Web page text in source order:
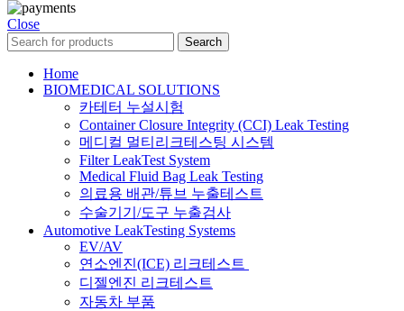
Close
Search
Home
BIOMEDICAL SOLUTIONS
카테터 누설시험
Container Closure Integrity (CCI) Leak Testing
메디컬 멀티리크테스팅 시스템
Filter LeakTest System
Medical Fluid Bag Leak Testing
의료용 배관/튜브 누출테스트
수술기기/도구 누출검사
Automotive LeakTesting Systems
EV/AV
연소엔진(ICE) 리크테스트
디젤엔진 리크테스트
자동차 부품